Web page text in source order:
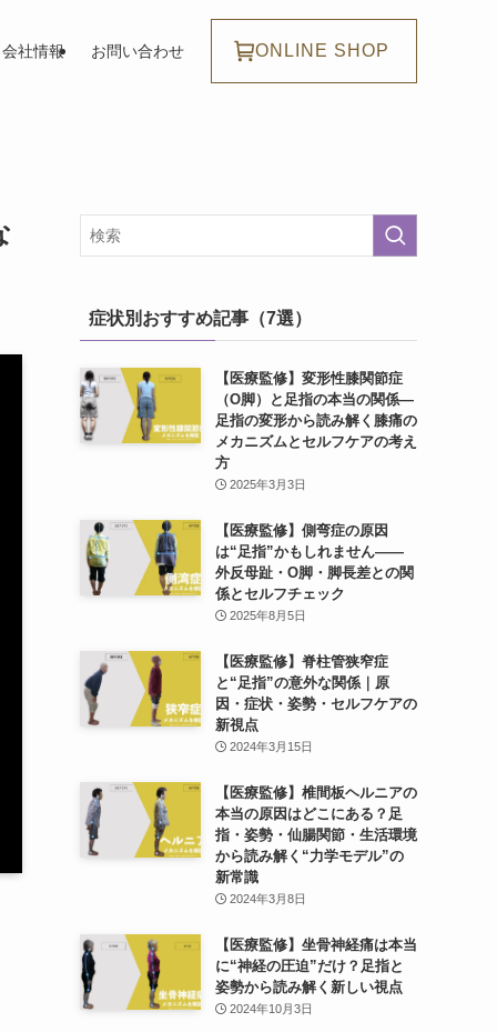
会社情報 お問い合わせ ONLINE SHOP
症状別おすすめ記事（7選）
【医療監修】変形性膝関節症
（O脚）と足指の本当の関係―
足指の変形から読み解く膝痛の
メカニズムとセルフケアの考え
方
2025年3月3日
【医療監修】側弯症の原因
は“足指”かもしれません——
外反母趾・O脚・脚長差との関
係とセルフチェック
2025年8月5日
【医療監修】脊柱管狭窄症
と“足指”の意外な関係｜原
因・症状・姿勢・セルフケアの
新視点
2024年3月15日
【医療監修】椎間板ヘルニアの
本当の原因はどこにある？足
指・姿勢・仙腸関節・生活環境
から読み解く“力学モデル”の
新常識
2024年3月8日
【医療監修】坐骨神経痛は本当
に“神経の圧迫”だけ？足指と
姿勢から読み解く新しい視点
2024年10月3日